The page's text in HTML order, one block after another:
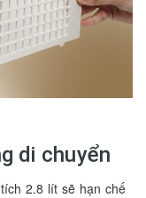
di chuyển
2.8 lít sẽ hạn chế